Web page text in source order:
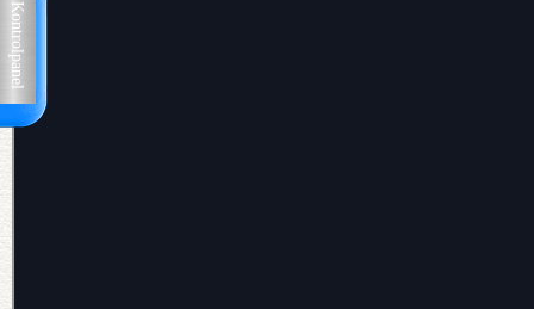
Kontrolpanel